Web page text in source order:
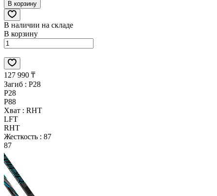
В корзину
В наличии на складе
В корзину
127 990 ₸
Загиб : P28
P28
P88
Хват : RHT
LFT
RHT
Жесткость : 87
87